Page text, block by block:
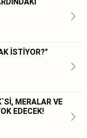
İSTİYOR?"
MERALAR VE
EDECEK!